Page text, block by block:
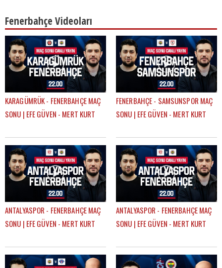
Fenerbahçe Videoları
KARAGÜMRÜK - FENERBAHÇE MAÇ
SONU | EFE GÜVEN - MERT KURT
FENERBAHÇE - SAMSUNSPOR MAÇ
SONU | EFE GÜVEN - MERT KURT
ANTALYASPOR - FENERBAHÇE MAÇ
SONU | EFE GÜVEN - MERT KURT
ANTALYASPOR - FENERBAHÇE MAÇ
SONU | EFE GÜVEN - MERT KURT